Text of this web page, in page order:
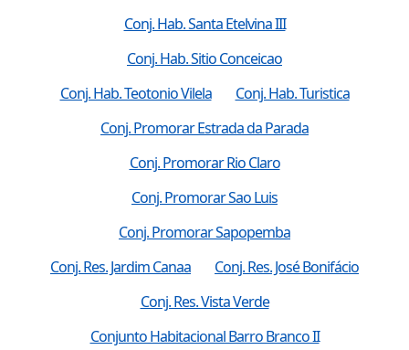
Conj. Hab. Santa Etelvina III
Conj. Hab. Sitio Conceicao
Conj. Hab. Teotonio Vilela
Conj. Hab. Turistica
Conj. Promorar Estrada da Parada
Conj. Promorar Rio Claro
Conj. Promorar Sao Luis
Conj. Promorar Sapopemba
Conj. Res. Jardim Canaa
Conj. Res. José Bonifácio
Conj. Res. Vista Verde
Conjunto Habitacional Barro Branco II